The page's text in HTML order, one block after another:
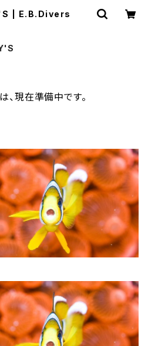
| E.B.Divers
現在準備中です。